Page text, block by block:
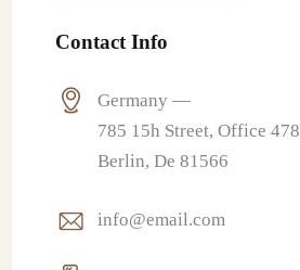
Contact Info
Germany —
785 15h Street, Office 478
Berlin, De 81566
info@email.com